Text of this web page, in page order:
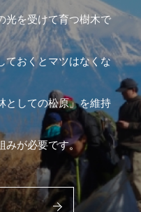
光を受けて育つ樹木で
ておくとマツはなくな
としての松原」を維持
みが必要です。